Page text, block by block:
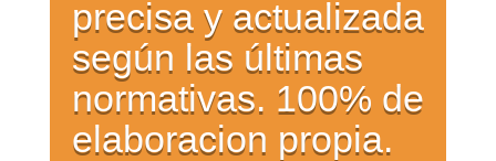
precisa y actualizada
según las últimas
normativas. 100% de
elaboracion propia.